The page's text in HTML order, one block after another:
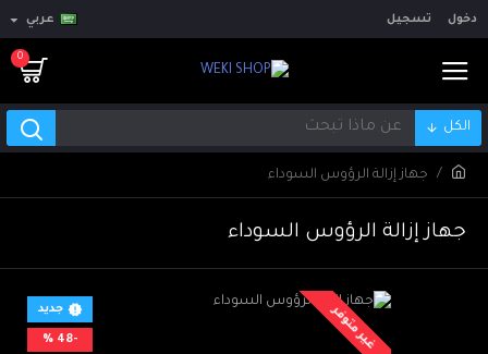
دخول تسجيل عربي
0
الكل
جهاز إزالة الرؤوس السوداء
جهاز إزالة الرؤوس السوداء
جديد
-48 % غير متوفر